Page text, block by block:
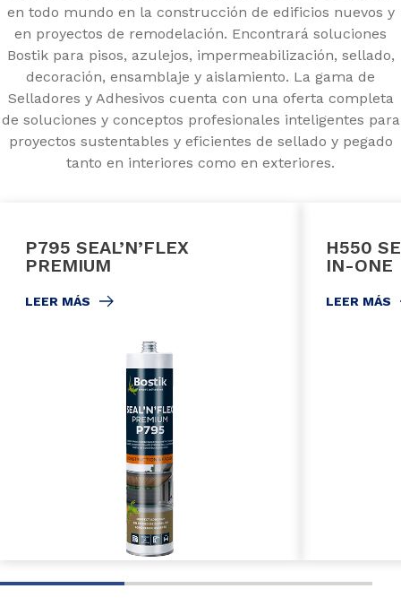
en todo mundo en la construcción de edificios nuevos y
en proyectos de remodelación. Encontrará soluciones
Bostik para pisos, azulejos, impermeabilización, sellado,
decoración, ensamblaje y aislamiento. La gama de
Selladores y Adhesivos cuenta con una oferta completa
de soluciones y conceptos profesionales inteligentes para
proyectos sustentables y eficientes de sellado y pegado
tanto en interiores como en exteriores.
P795 SEAL’N’FLEX
PREMIUM
LEER MÁS
H550
IN-ONE
LEER MÁS